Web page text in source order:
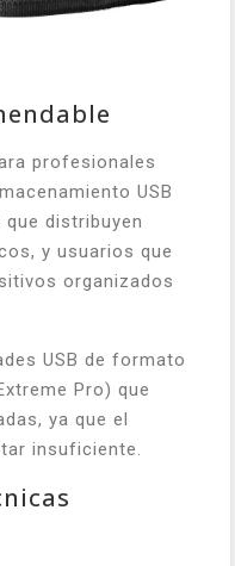
profesionales
USB
distribuyen
y usuarios que
organizados
USB de formato
Pro) que
ya que el
insuficiente.